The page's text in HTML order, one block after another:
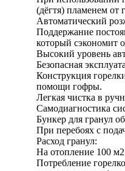
(дёгтя) пламенем от
Автоматический
Поддержание
который сэкономит
Высокий уровень
Безопасная
Конструкция
помощи гофры.
Легкая чистка в
Самодиагностика
Бункер для гранул
При перебоях с
Расход гранул:
На отопление 100
Потребление